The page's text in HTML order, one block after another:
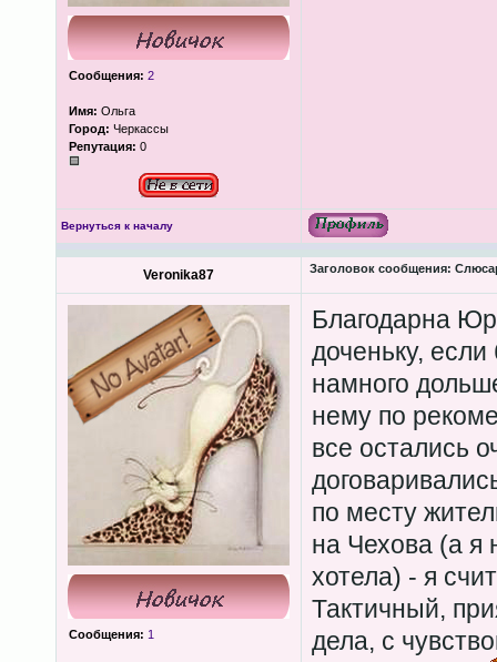
Сообщения: 2
Имя: Ольга
Город: Черкассы
Репутация: 0
Вернуться к началу
Veronika87 Заголовок сообщения:
Сообщения: 1
Благодарна
доченьку,
намного
нему по
все остались
по месту
на Чехова (а я
хотела) - я
Тактичный,
дела, с